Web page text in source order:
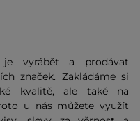
vyrábět a prodávat
značek. Zakládáme si
kvalitě, ale také na
u nás můžete využít